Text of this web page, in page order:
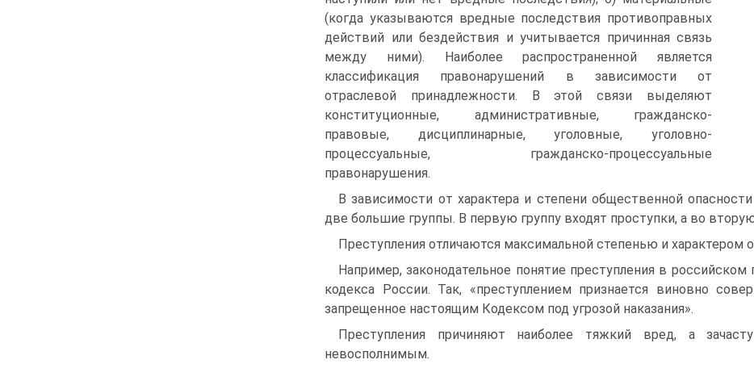
(когда указываются вредные последствия противоправных
действий или бездействия и учитывается причинная связь
между ними). Наиболее распространенной является
классификация правонарушений в зависимости от
отраслевой принадлежности. В этой связи выделяют
конституционные, административные, гражданско-
правовые, дисциплинарные, уголовные, уголовно-
процессуальные, гражданско-процессуальные
правонарушения.
В зависимости от характера и степени общественной
две большие группы. В первую группу входят проступки, а во
Преступления отличаются максимальной степенью и характером
Например, законодательное понятие преступления в российском
кодекса России. Так, «преступлением признается виновно
запрещенное настоящим Кодексом под угрозой наказания».
Преступления причиняют наиболее тяжкий вред, а
невосполнимым.